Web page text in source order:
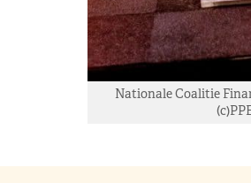
Nationale Coalitie